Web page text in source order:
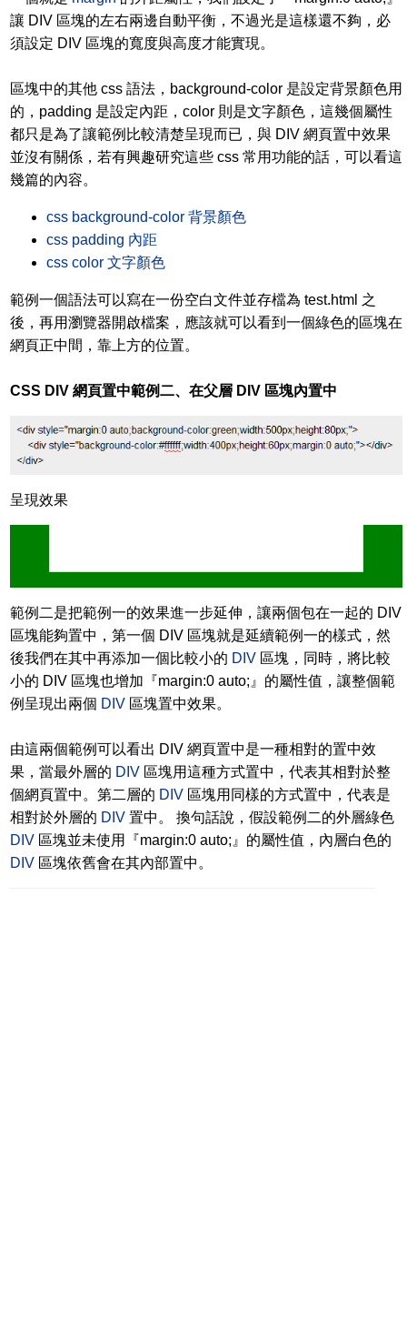
讓 DIV 區塊的左右兩邊自動平衡，不過光是這樣還不夠，必
須設定 DIV 區塊的寬度與高度才能實現。
區塊中的其他 css 語法，background-color 是設定背景顏色用
的，padding 是設定內距，color 則是文字顏色，這幾個屬性
都只是為了讓範例比較清楚呈現而已，與 DIV 網頁置中效果
並沒有關係，若有興趣研究這些 css 常用功能的話，可以看這
幾篇的內容。
css background-color 背景顏色
css padding 內距
css color 文字顏色
範例一個語法可以寫在一份空白文件並存檔為 test.html 之
後，再用瀏覽器開啟檔案，應該就可以看到一個綠色的區塊在
網頁正中間，靠上方的位置。
CSS DIV 網頁置中範例二、在父層 DIV 區塊內置中
呈現效果
範例二是把範例一的效果進一步延伸，讓兩個包在一起的 DIV
區塊能夠置中，第一個 DIV 區塊就是延續範例一的樣式，然
後我們在其中再添加一個比較小的 DIV 區塊，同時，將比較
小的 DIV 區塊也增加『margin:0 auto;』的屬性值，讓整個範
例呈現出兩個 DIV 區塊置中效果。
由這兩個範例可以看出 DIV 網頁置中是一種相對的置中效
果，當最外層的 DIV 區塊用這種方式置中，代表其相對於整
個網頁置中。第二層的 DIV 區塊用同樣的方式置中，代表是
相對於外層的 DIV 置中。 換句話說，假設範例二的外層綠色
DIV 區塊並未使用『margin:0 auto;』的屬性值，內層白色的
DIV 區塊依舊會在其內部置中。